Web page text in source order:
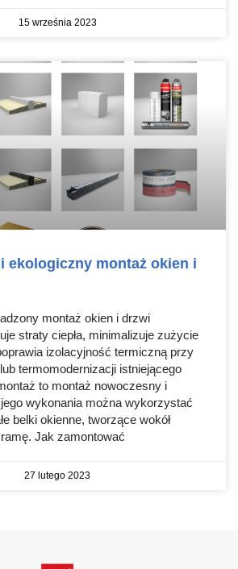
15 września 2023
ekologiczny montaż okien i
montaż okien i drzwi
straty ciepła, minimalizuje zużycie
izolacyjność termiczną przy
termomodernizacji istniejącego
to montaż nowoczesny i
wykonania można wykorzystać
belki okienne, tworzące wokół
Jak zamontować
27 lutego 2023